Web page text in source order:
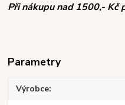
Při nákupu nad 1500,- Kč
Parametry
Výrobce